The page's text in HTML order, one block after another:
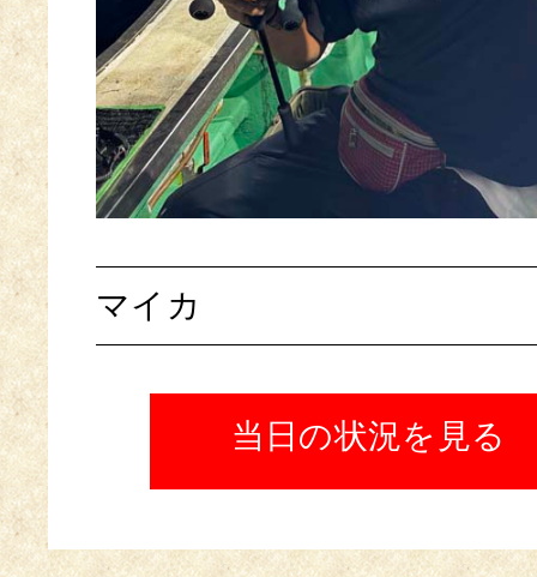
マイカ
当日の状況を見る